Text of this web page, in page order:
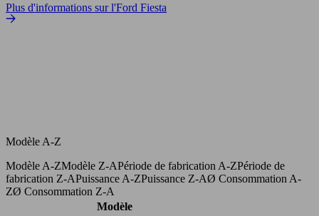
Plus d'informations sur l'Ford Fiesta
Modèle A-Z
Modèle A-ZModèle Z-APériode de fabrication A-ZPériode de
fabrication Z-APuissance A-ZPuissance Z-AØ Consommation A-
ZØ Consommation Z-A
Modèle